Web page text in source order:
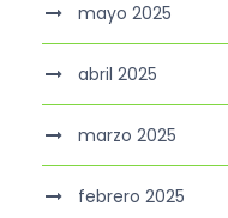
mayo 2025
abril 2025
marzo 2025
febrero 2025